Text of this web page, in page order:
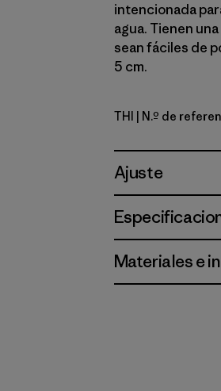
intencionada
agua. Tienen
sean fáciles de
5 cm.
Thin Ice
THI | N.º de
Ajuste
Materiales e